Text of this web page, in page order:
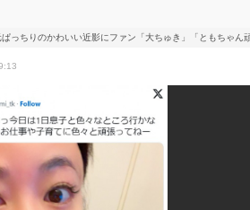
っちりのかわいい近影にファン「大ちゅき」「ともちゃん